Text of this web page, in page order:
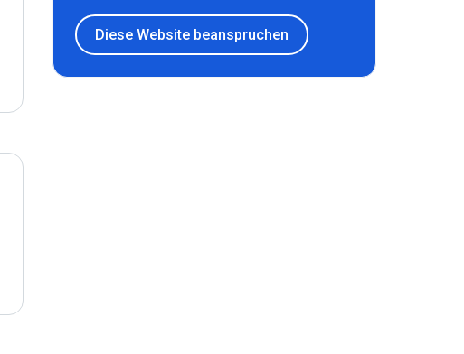
Diese Website beanspruchen